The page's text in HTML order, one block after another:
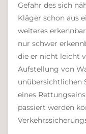
Gefahr des sich
Kläger schon aus
weiteres
nur schwer
die er nicht leicht
Aufstellung von
unübersichtlichen
eines
passiert werden